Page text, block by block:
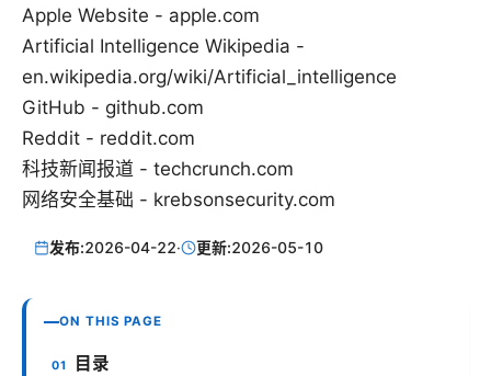
Apple Website - apple.com
Artificial Intelligence Wikipedia -
en.wikipedia.org/wiki/Artificial_intelligence
GitHub - github.com
Reddit - reddit.com
科技新闻报道 - techcrunch.com
网络安全基础 - krebsonsecurity.com
发布:2026-04-22· 更新:2026-05-10
ON THIS PAGE
目录